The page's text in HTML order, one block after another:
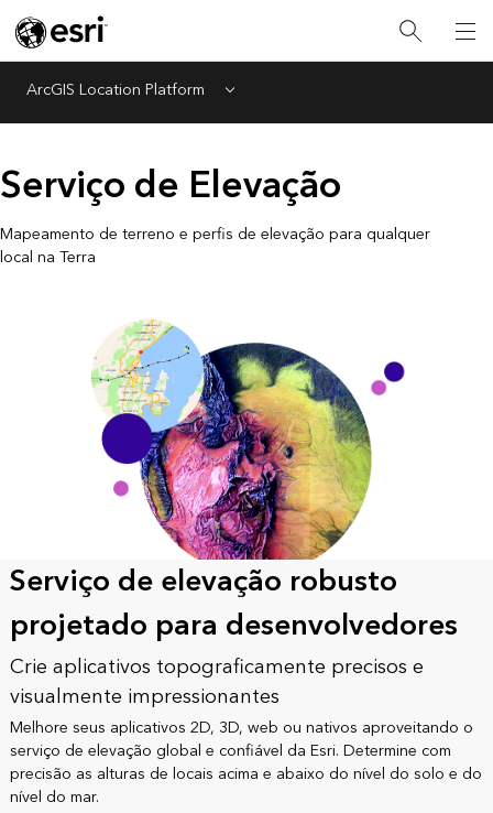
ArcGIS Location Platform Menu
Serviço de Elevação
Mapeamento de terreno e perfis de elevação para qualquer
local na Terra
Serviço de elevação robusto
projetado para desenvolvedores
Crie aplicativos topograficamente precisos e
visualmente impressionantes
Melhore seus aplicativos 2D, 3D, web ou nativos aproveitando o
serviço de elevação global e confiável da Esri. Determine com
precisão as alturas de locais acima e abaixo do nível do solo e do
nível do mar.